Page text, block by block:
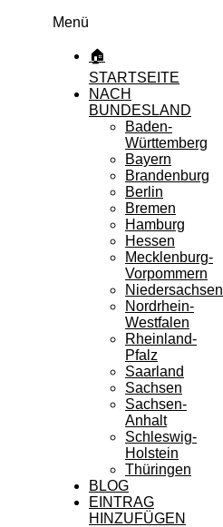
Menü
🏠
STARTSEITE
NACH
BUNDESLAND
Baden-
Württemberg
Bayern
Brandenburg
Berlin
Bremen
Hamburg
Hessen
Mecklenburg-
Vorpommern
Niedersachsen
Nordrhein-
Westfalen
Rheinland-
Pfalz
Saarland
Sachsen
Sachsen-
Anhalt
Schleswig-
Holstein
Thüringen
BLOG
EINTRAG
HINZUFÜGEN